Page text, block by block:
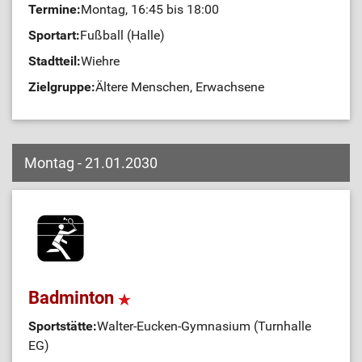
Termine:Montag, 16:45 bis 18:00
Sportart:Fußball (Halle)
Stadtteil:Wiehre
Zielgruppe:Ältere Menschen, Erwachsene
Montag - 21.01.2030
Badminton
Sportstätte:Walter-Eucken-Gymnasium (Turnhalle
EG)